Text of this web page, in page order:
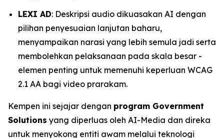
LEXI AD: Deskripsi audio dikuasakan AI dengan
pilihan penyesuaian lanjutan baharu,
menyampaikan narasi yang lebih semula jadi serta
membolehkan pelaksanaan pada skala besar -
elemen penting untuk memenuhi keperluan WCAG
2.1 AA bagi video prarakam.
Kempen ini sejajar dengan program Government
Solutions yang diperluas oleh AI-Media dan direka
untuk menyokong entiti awam melalui teknologi